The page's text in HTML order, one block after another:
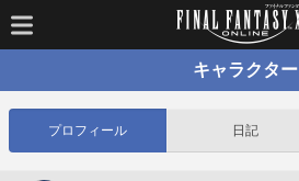
キャラクター
プロフィール 日記